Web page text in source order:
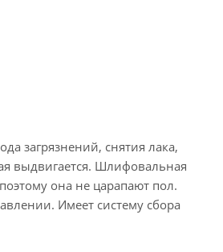
загрязнений, снятия лака,
выдвигается. Шлифовальная
она не царапают пол.
Имеет систему сбора